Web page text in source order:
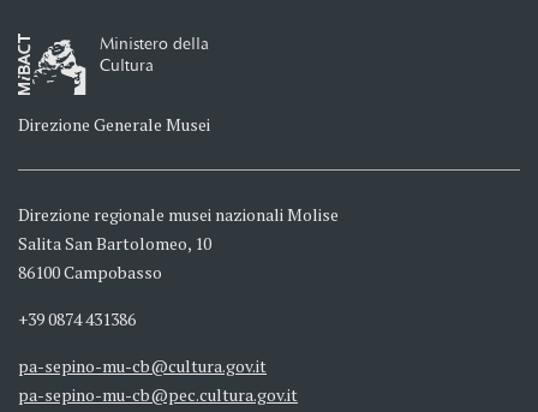
Ministero della
Cultura
Direzione Generale Musei
Direzione regionale musei nazionali Molise
Salita San Bartolomeo, 10
86100 Campobasso
+39 0874 431386
pa-sepino-mu-cb@cultura.gov.it
pa-sepino-mu-cb@pec.cultura.gov.it